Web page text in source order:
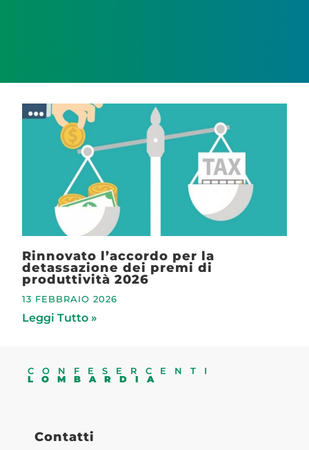
Rinnovato l’accordo per la
detassazione dei premi di
produttività 2026
13 FEBBRAIO 2026
Leggi Tutto »
CONFESERCENTI
LOMBARDIA
Contatti